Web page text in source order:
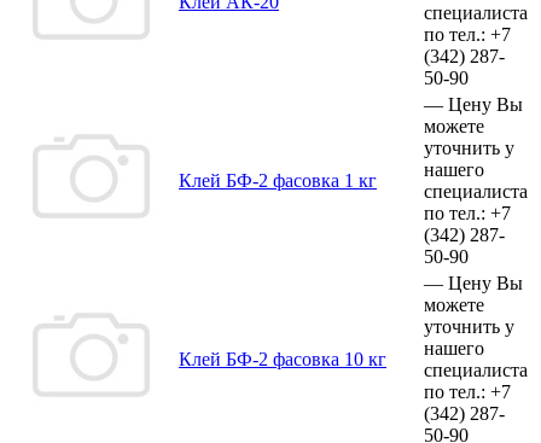
специалиста
по тел.: +7
(342) 287-
50-90
Клей БФ-2 фасовка 1 кг
— Цену Вы
можете
уточнить у
нашего
специалиста
по тел.: +7
(342) 287-
50-90
Клей БФ-2 фасовка 10 кг
— Цену Вы
можете
уточнить у
нашего
специалиста
по тел.: +7
(342) 287-
50-90